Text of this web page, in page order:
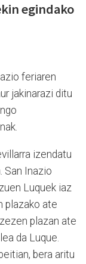
egindako
feriaren
jakinarazi ditu
izendatu
San Inazio
Luquek iaz
plazako ate
plazan ate
da Luque.
bera aritu